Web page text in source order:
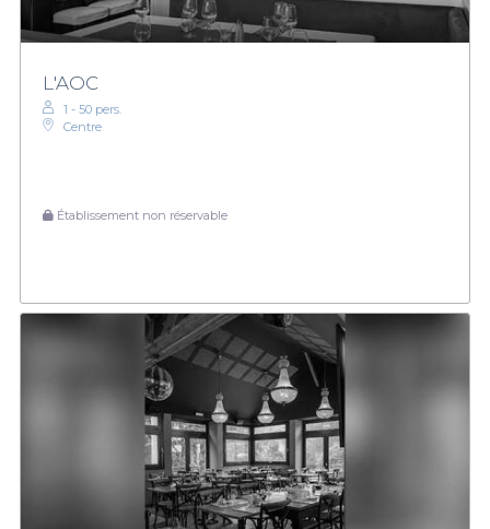
L'AOC
1 - 50 pers.
Centre
Établissement non réservable